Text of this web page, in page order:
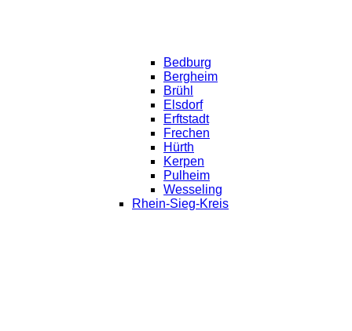
Bedburg
Bergheim
Brühl
Elsdorf
Erftstadt
Frechen
Hürth
Kerpen
Pulheim
Wesseling
Rhein-Sieg-Kreis